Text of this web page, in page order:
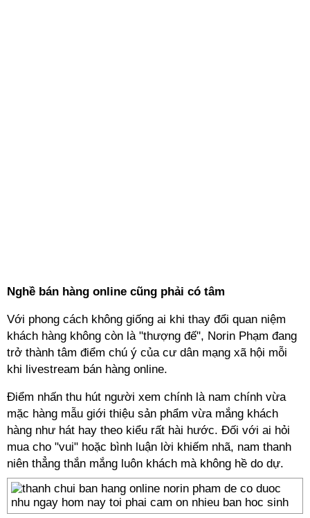
Nghề bán hàng online cũng phải có tâm
Với phong cách không giống ai khi thay đổi quan niệm
khách hàng không còn là "thượng đế", Norin Phạm đang
trở thành tâm điểm chú ý của cư dân mạng xã hội mỗi
khi livestream bán hàng online.
Điểm nhấn thu hút người xem chính là nam chính vừa
mặc hàng mẫu giới thiệu sản phẩm vừa mắng khách
hàng như hát hay theo kiểu rất hài hước. Đối với ai hỏi
mua cho "vui" hoặc bình luận lời khiếm nhã, nam thanh
niên thẳng thắn mắng luôn khách mà không hề do dự.